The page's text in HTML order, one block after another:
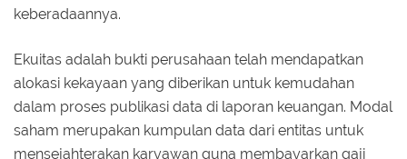
keberadaannya.
Ekuitas adalah bukti perusahaan telah mendapatkan
alokasi kekayaan yang diberikan untuk kemudahan
dalam proses publikasi data di laporan keuangan. Modal
saham merupakan kumpulan data dari entitas untuk
mensejahterakan karyawan guna membayarkan gaji